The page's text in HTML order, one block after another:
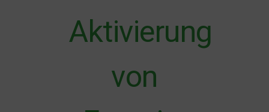
Aktivierung
von